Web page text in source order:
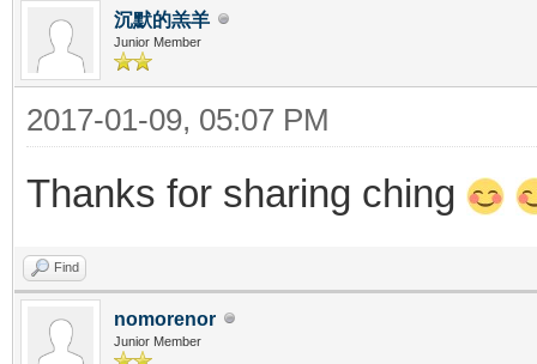
沉默的羔羊
Junior Member
2017-01-09, 05:07 PM
Thanks for sharing ching
Find
nomorenor
Junior Member